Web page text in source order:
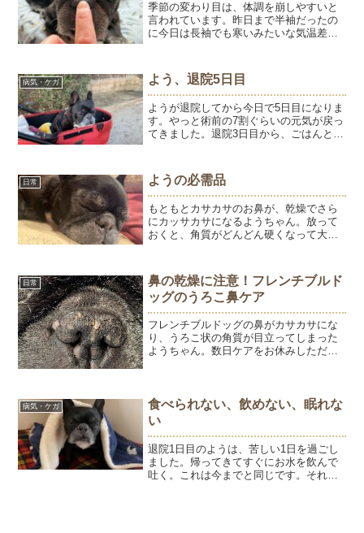
季節の変わり目は、体調を崩しやすいと
言われています。昨日まで半袖だったの
に今日は長袖でも寒いみたいな気温差
頃。肌は特に敏感で、ふっと自分の手を
見ると、血管が目だったりしわ...
病気・ケガ よう、退院5日目
ようが退院してから今日で5日目になりま
す。やっと術前の7割ぐらいの元気が戻っ
てきました。退院3日目から、ごはんと薬
まんで一口ずつ時間をかけてあげて完
食。お水は吐きます...
日常 ようの必需品
もともとカサカサのお鼻が、乾燥でさら
にカッサカサになるようちゃん。放って
おくと、角質がどんどん硬くなって大き
リームを鼻に塗っていました。肉球クリ
ームでもいいんだけど、...
日常
鼻の乾燥に注意！フレンチブルド
ッグのうろこ鼻ケア
フレンチブルドッグの鼻がカサカサにな
り、うろこ状の角質が目立ってしまった
ようちゃん。数日ケアをお休みしただけ
病気・ケガ
食べられない、飲めない、眠れな
い
退院1日目のようは、苦しい1日を過ごし
ました。帰ってきてすぐにお水を飲んで
吐く。これは今までと同じです。それで